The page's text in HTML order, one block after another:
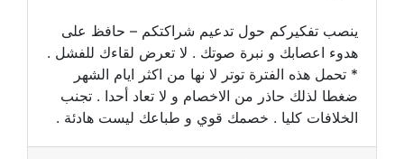
ينصب تفكيركم حول تدعيم شراكتكم – حافظ على
هدوء اعصابك و نبرة صوتك . لا تعرض لقاءك للفشل .
* تحمل هذه الفترة توتر لا نها من اكثر ايام الشهر
ضغطا لذلك حاذر من الاخصام و لا تعاد أحدا . تجنب
الخلافات كليا . خصمك قوي و طباعك ليست هادئة .